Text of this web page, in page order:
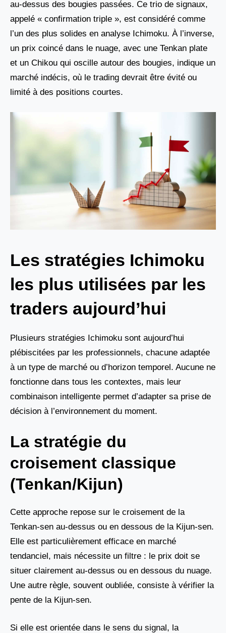
au-dessus des bougies passées. Ce trio de signaux,
appelé « confirmation triple », est considéré comme
l’un des plus solides en analyse Ichimoku. À l’inverse,
un prix coincé dans le nuage, avec une Tenkan plate
et un Chikou qui oscille autour des bougies, indique un
marché indécis, où le trading devrait être évité ou
limité à des positions courtes.
Les stratégies Ichimoku
les plus utilisées par les
traders aujourd’hui
Plusieurs stratégies Ichimoku sont aujourd’hui
plébiscitées par les professionnels, chacune adaptée
à un type de marché ou d’horizon temporel. Aucune ne
fonctionne dans tous les contextes, mais leur
combinaison intelligente permet d’adapter sa prise de
décision à l’environnement du moment.
La stratégie du
croisement classique
(Tenkan/Kijun)
Cette approche repose sur le croisement de la
Tenkan-sen au-dessus ou en dessous de la Kijun-sen.
Elle est particulièrement efficace en marché
tendanciel, mais nécessite un filtre : le prix doit se
situer clairement au-dessus ou en dessous du nuage.
Une autre règle, souvent oubliée, consiste à vérifier la
pente de la Kijun-sen.
Si elle est orientée dans le sens du signal, la